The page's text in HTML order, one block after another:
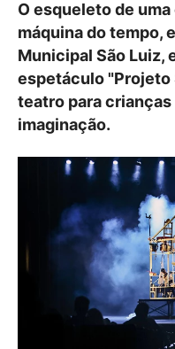
O esqueleto de
máquina do tempo,
Municipal São Luiz,
espetáculo "Projeto
teatro para
imaginação.